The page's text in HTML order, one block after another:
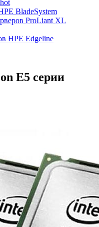
BladeSystem
ProLiant XL
HPE Edgeline
E5 серии